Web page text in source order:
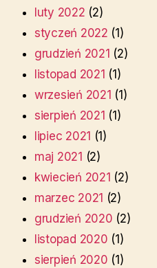
luty 2022 (2)
styczeń 2022 (1)
grudzień 2021 (2)
listopad 2021 (1)
wrzesień 2021 (1)
sierpień 2021 (1)
lipiec 2021 (1)
maj 2021 (2)
kwiecień 2021 (2)
marzec 2021 (2)
grudzień 2020 (2)
listopad 2020 (1)
sierpień 2020 (1)